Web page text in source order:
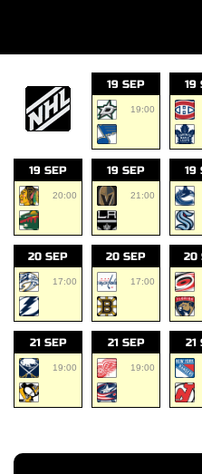
19 SEP
19:00
19
19 SEP
20:00
19 SEP
21:00
19
20 SEP
17:00
20 SEP
17:00
20
21 SEP
19:00
21 SEP
19:00
21